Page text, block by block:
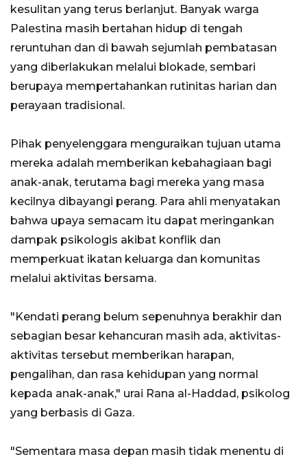
kesulitan yang terus berlanjut. Banyak warga
Palestina masih bertahan hidup di tengah
reruntuhan dan di bawah sejumlah pembatasan
yang diberlakukan melalui blokade, sembari
berupaya mempertahankan rutinitas harian dan
perayaan tradisional.
Pihak penyelenggara menguraikan tujuan utama
mereka adalah memberikan kebahagiaan bagi
anak-anak, terutama bagi mereka yang masa
kecilnya dibayangi perang. Para ahli menyatakan
bahwa upaya semacam itu dapat meringankan
dampak psikologis akibat konflik dan
memperkuat ikatan keluarga dan komunitas
melalui aktivitas bersama.
"Kendati perang belum sepenuhnya berakhir dan
sebagian besar kehancuran masih ada, aktivitas-
aktivitas tersebut memberikan harapan,
pengalihan, dan rasa kehidupan yang normal
kepada anak-anak," urai Rana al-Haddad, psikolog
yang berbasis di Gaza.
"Sementara masa depan masih tidak menentu di